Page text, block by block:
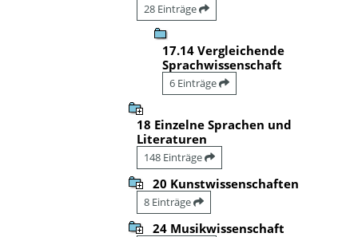
28 Einträge
17.14 Vergleichende
Sprachwissenschaft
6 Einträge
18 Einzelne Sprachen und
Literaturen
148 Einträge
20 Kunstwissenschaften
8 Einträge
24 Musikwissenschaft